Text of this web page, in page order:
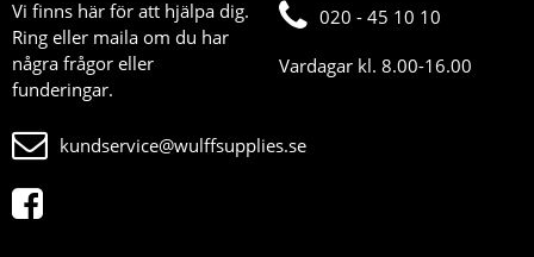
Vi finns här för att hjälpa dig.
Ring eller maila om du har
några frågor eller
funderingar.
020 - 45 10 10
Vardagar kl. 8.00-16.00
kundservice@wulffsupplies.se